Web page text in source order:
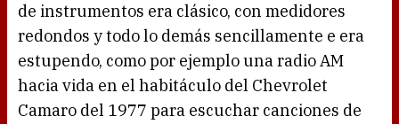
de instrumentos era clásico, con medidores
redondos y todo lo demás sencillamente e era
estupendo, como por ejemplo una radio AM
hacia vida en el habitáculo del Chevrolet
Camaro del 1977 para escuchar canciones de